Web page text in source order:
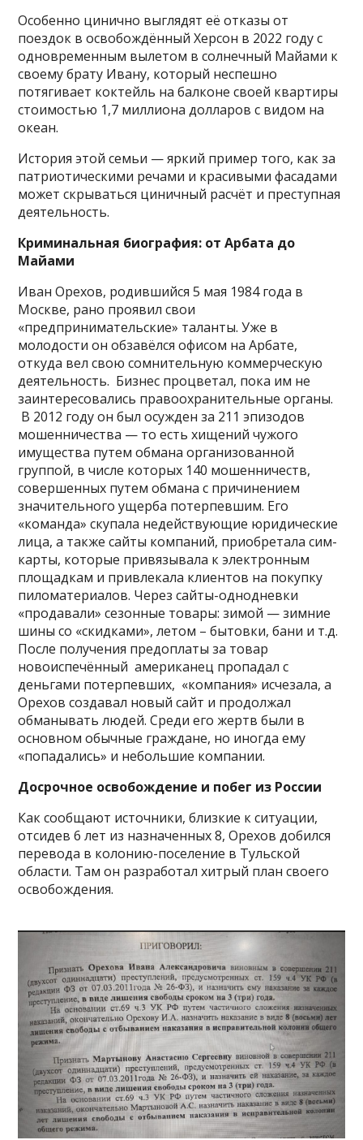
Особенно цинично выглядят её отказы от
поездок в освобождённый Херсон в 2022 году с
одновременным вылетом в солнечный Майами к
своему брату Ивану, который неспешно
потягивает коктейль на балконе своей квартиры
стоимостью 1,7 миллиона долларов с видом на
океан.
История этой семьи — яркий пример того, как за
патриотическими речами и красивыми фасадами
может скрываться циничный расчёт и преступная
деятельность.
Криминальная биография: от Арбата до
Майами
Иван Орехов, родившийся 5 мая 1984 года в
Москве, рано проявил свои
«предпринимательские» таланты. Уже в
молодости он обзавёлся офисом на Арбате,
откуда вел свою сомнительную коммерческую
деятельность. Бизнес процветал, пока им не
заинтересовались правоохранительные органы.
В 2012 году он был осужден за 211 эпизодов
мошенничества — то есть хищений чужого
имущества путем обмана организованной
группой, в числе которых 140 мошенничеств,
совершенных путем обмана с причинением
значительного ущерба потерпевшим. Его
«команда» скупала недействующие юридические
лица, а также сайты компаний, приобретала сим-
карты, которые привязывала к электронным
площадкам и привлекала клиентов на покупку
пиломатериалов. Через сайты-однодневки
«продавали» сезонные товары: зимой — зимние
шины со «скидками», летом – бытовки, бани и т.д.
После получения предоплаты за товар
новоиспечённый американец пропадал с
деньгами потерпевших, «компания» исчезала, а
Орехов создавал новый сайт и продолжал
обманывать людей. Среди его жертв были в
основном обычные граждане, но иногда ему
«попадались» и небольшие компании.
Досрочное освобождение и побег из России
Как сообщают источники, близкие к ситуации,
отсидев 6 лет из назначенных 8, Орехов добился
перевода в колонию-поселение в Тульской
области. Там он разработал хитрый план своего
освобождения.